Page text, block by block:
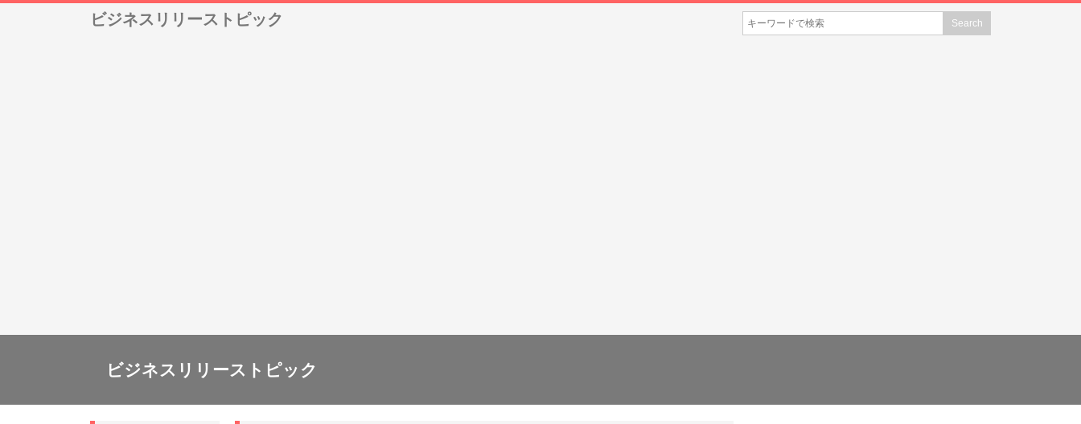
ビジネスリリーストピック
ビジネスリリーストピック